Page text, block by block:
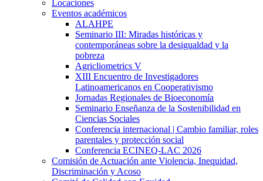
Locaciones
Eventos académicos
ALAHPE
Seminario III: Miradas históricas y
contemporáneas sobre la desigualdad y la
pobreza
Agricliometrics V
XIII Encuentro de Investigadores
Latinoamericanos en Cooperativismo
Jornadas Regionales de Bioeconomía
Seminario Enseñanza de la Sostenibilidad en
Ciencias Sociales
Conferencia internacional | Cambio familiar, roles
parentales y protección social
Conferencia ECINEQ-LAC 2026
Comisión de Actuación ante Violencia, Inequidad,
Discriminación y Acoso